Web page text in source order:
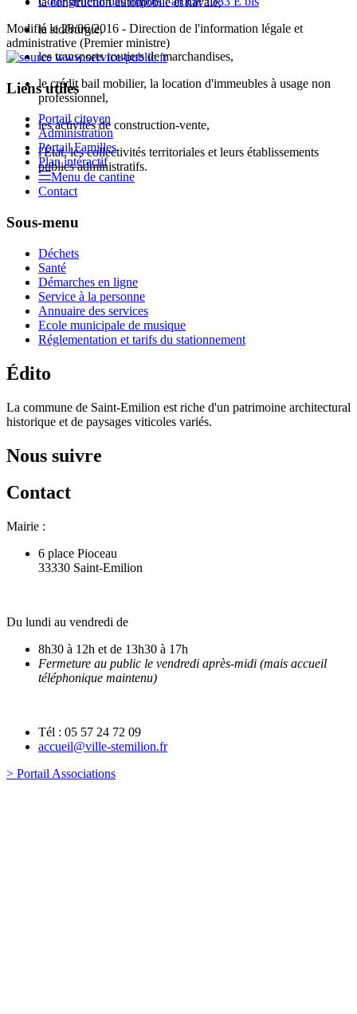
la sidérurgie,
les transports routiers de marchandises,
le crédit bail mobilier, la location d'immeubles à usage non
professionnel,
les activités de construction-vente,
l'État, les collectivités territoriales et leurs établissements
publics administratifs.
Modifié le 28/06/2016 - Direction de l'information légale et
administrative (Premier ministre)
Liens utiles
Portail citoyen
Administration
Portail Familles
Plan intéractif
Menu de cantine
Contact
Sous-menu
Déchets
Santé
Démarches en ligne
Service à la personne
Annuaire des services
Ecole municipale de musique
Réglementation et tarifs du stationnement
Édito
La commune de Saint-Emilion est riche d'un patrimoine architectural
historique et de paysages viticoles variés.
Nous suivre
Contact
Mairie :
6 place Pioceau
33330 Saint-Emilion
Du lundi au vendredi de
8h30 à 12h et de 13h30 à 17h
Fermeture au public le vendredi après-midi (mais accueil
téléphonique maintenu)
Tél : 05 57 24 72 09
accueil@ville-stemilion.fr
> Portail Associations